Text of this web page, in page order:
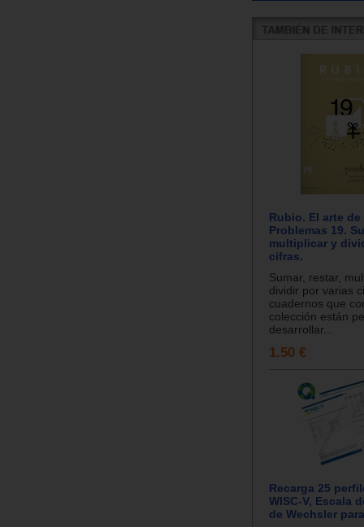
Rubio. El arte de
Problemas 19.
multiplicar y
cifras.
Sumar, restar,
dividir por varias
cuadernos que
colección están
desarrollar...
1.50 €
Recarga 25
WISC-V, Escala
de Wechsler